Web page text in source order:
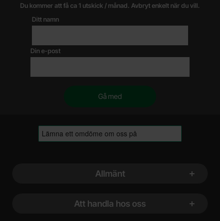
Du kommer att få ca 1 utskick / månad. Avbryt enkelt när du vill.
Ditt namn
Din e-post
Allmänt
Att handla hos oss